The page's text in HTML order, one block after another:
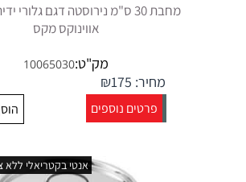
מחבת 30 ס"מ נירוסטה דגם גלורי
אווינוקס מקס
מק"ט:10065030
מחיר: ₪175
פרטים נוספים
אנטי בקטריאלי ללא